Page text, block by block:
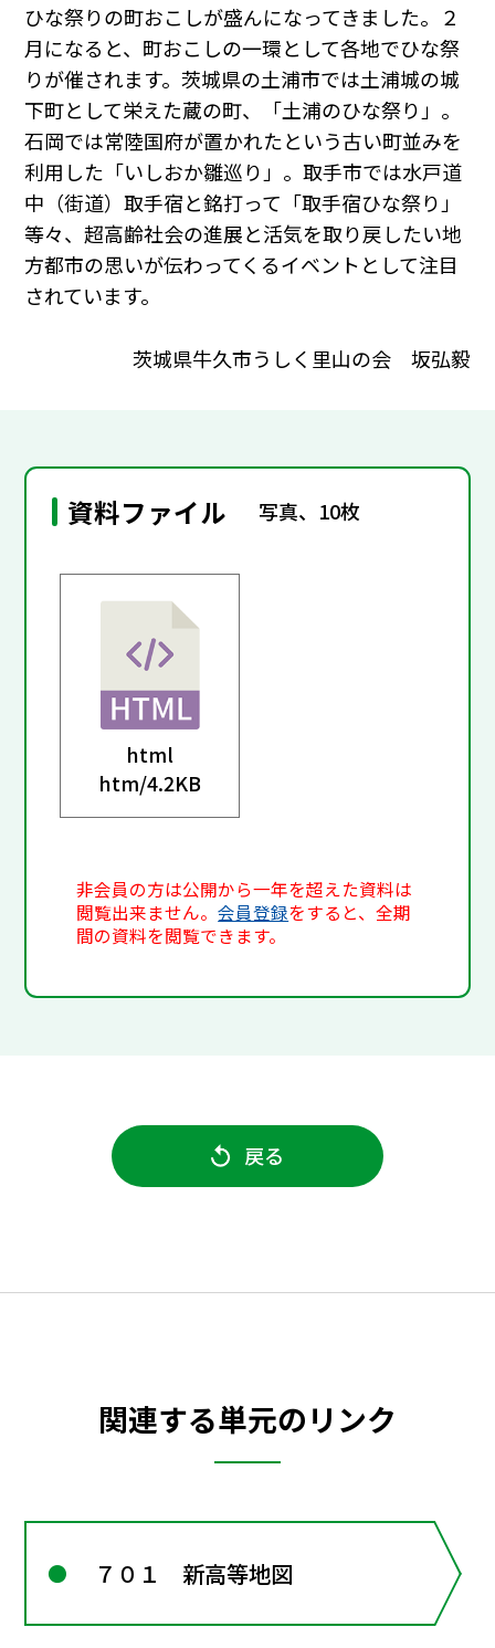
ひな祭りの町おこしが盛んになってきました。２
月になると、町おこしの一環として各地でひな祭
りが催されます。茨城県の土浦市では土浦城の城
下町として栄えた蔵の町、「土浦のひな祭り」。
石岡では常陸国府が置かれたという古い町並みを
利用した「いしおか雛巡り」。取手市では水戸道
中（街道）取手宿と銘打って「取手宿ひな祭り」
等々、超高齢社会の進展と活気を取り戻したい地
方都市の思いが伝わってくるイベントとして注目
されています。
茨城県牛久市うしく里山の会 坂弘毅
資料ファイル 写真、10枚
html
htm/4.2KB
非会員の方は公開から一年を超えた資料は
閲覧出来ません。会員登録をすると、全期
間の資料を閲覧できます。
戻る
関連する単元のリンク
７０１ 新高等地図